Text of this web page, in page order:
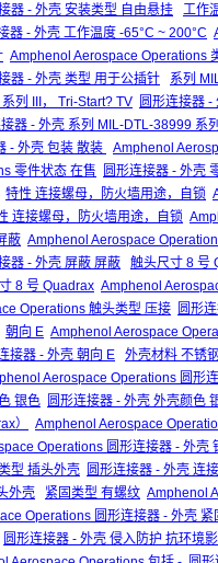
器 - 外壳 安装类型 自由悬挂
工作
器 - 外壳 工作温度 -65°C ~ 200°C
Amphenol Aerospace Operations
器 - 外壳 类型 用于公插针
系列
列 III， Tri-Start? TV 圆形连接器
器 - 外壳 系列 MIL-DTL-38999 系
- 外壳 包装 散装
Amphenol
零件状态 在售
圆形连接器 - 外壳
特性 连接螺母，防火墙用途，自锁
连接螺母，防火墙用途，自锁
蔽 Amphenol Aerospace
器 - 外壳 屏蔽 屏蔽
触头尺寸 8 号
8 号 Quadrax Amphenol
Operations 触头类型 压接 圆形
朝向 E Amphenol Aerospace
接器 - 外壳 朝向 E
外壳材料 不锈
Aerospace Operations 圆形
银色 圆形连接器 - 外壳 外壳颜色
）
Amphenol Aerospace
Operations 圆形连接器 - 外壳
型 插头外壳 圆形连接器 - 外壳 连
外壳
紧固类型 有螺纹 Amphenol
Operations 圆形连接器 - 外壳 紧
圆形连接器 - 外壳 侵入防护 抗环境